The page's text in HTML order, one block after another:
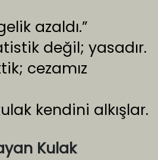
azaldı.”
değil; yasadır.
cezamız
kendini alkışlar.
Kulak